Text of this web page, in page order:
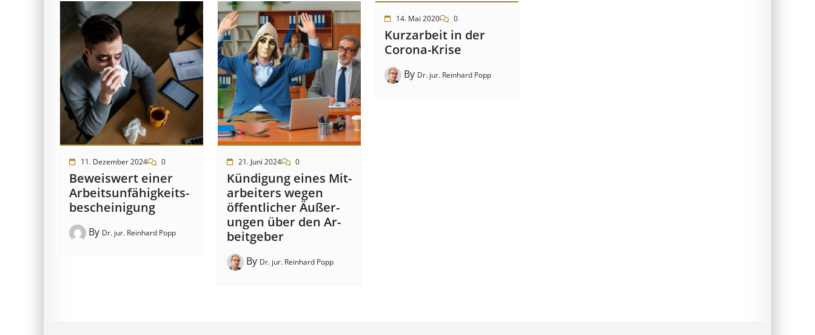
11. Dezember 2024 0
Beweis­wert einer
Arbeits­un­fähig­keits­
be­scheinig­ung
By Dr. jur. Reinhard Popp
21. Juni 2024 0
Kündigung eines Mit­
ar­beit­ers wegen
öffent­lich­er Äuß­er­
ung­en über den Ar­
beit­geber
By Dr. jur. Reinhard Popp
14. Mai 2020 0
Kurzarbeit in der
Corona-Krise
By Dr. jur. Reinhard Popp